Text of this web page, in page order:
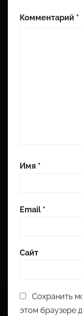
Комментарий *
Имя *
Email *
Сайт
Сохранить
этом браузере